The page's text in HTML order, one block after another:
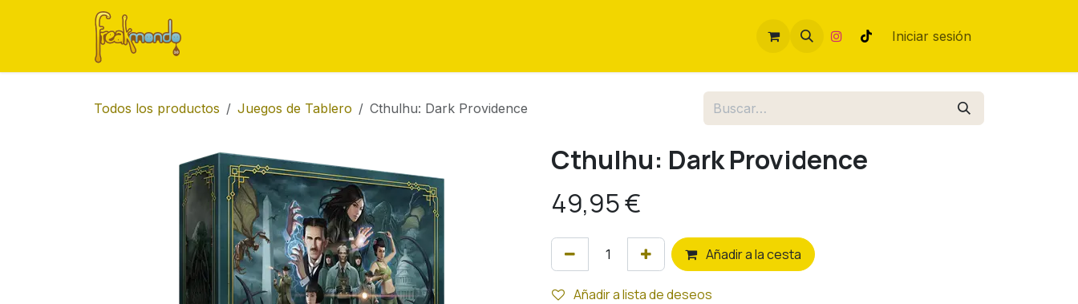
Iniciar sesión
Todos los productos Juegos de Tablero Cthulhu: Dark Providence
Cthulhu: Dark Providence
49,95€
Añadir a la cesta
Añadir a lista de deseos